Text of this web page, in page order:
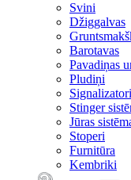
Svini
Džiggalvas
Barotavas
Pavadiņas
Pludiņi
Signalizatori
Stinger
Jūras
Stoperi
Furnitūra
Kembriki